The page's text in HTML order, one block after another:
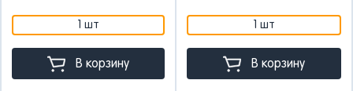
1 шт
В корзину
1 шт
В корзину